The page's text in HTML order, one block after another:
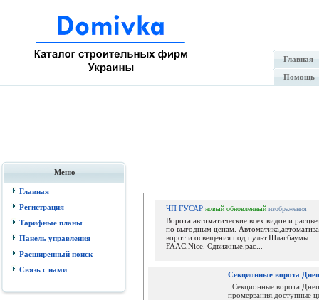
Главная
Помощь
Меню
Главная
Регистрация
Тарифные планы
Панель управления
Расширенный поиск
Связь с нами
ЧП ГУСАР новый обновленный изображения
Ворота автоматические всех видов и
по выгодным ценам.
ворот и освещения под пульт.Шлагбаумы
FAAC,Nice. Сдвижные,рас...
Секционные ворота
Секционные ворота
промерзания,доступные